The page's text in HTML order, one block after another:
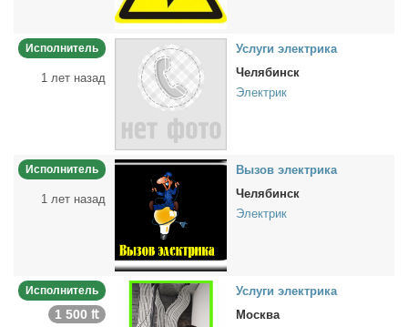
Исполнитель
1 лет назад
Услу­ги элек­три­ка
Челябинск
Электрик
Исполнитель
1 лет назад
Вы­зов элек­три­ка
Челябинск
Электрик
Исполнитель
1 500 ₶
Услу­ги элек­три­ка
Москва